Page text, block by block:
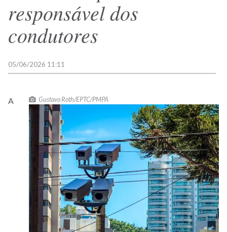
responsável dos
condutores
05/06/2026 11:11
Gustavo Roth/EPTC/PMPA
A